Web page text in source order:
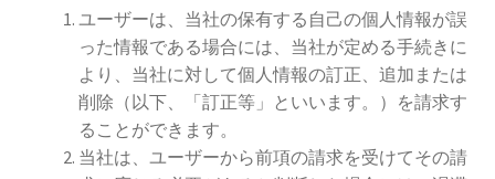
ユーザーは、当社の保有する自己の個人情報が誤
った情報である場合には、当社が定める手続きに
より、当社に対して個人情報の訂正、追加または
削除（以下、「訂正等」といいます。）を請求す
ることができます。
当社は、ユーザーから前項の請求を受けてその請